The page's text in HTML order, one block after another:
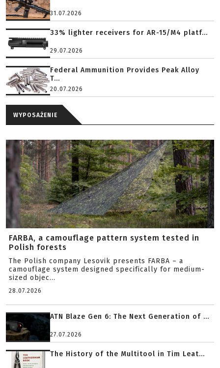
31.07.2026
33% lighter receivers for AR-15/M4 platf...
29.07.2026
Federal Ammunition Provides Peak Alloy
T...
20.07.2026
WYPOSAŻENIE
FARBA, a camouflage pattern system tested in
Polish forests
The Polish company Lesovik presents FARBA – a
camouflage system designed specifically for medium-
sized objec...
28.07.2026
ATN Blaze Gen 6: The Next Generation of ...
27.07.2026
The History of the Multitool in Tim Leat...